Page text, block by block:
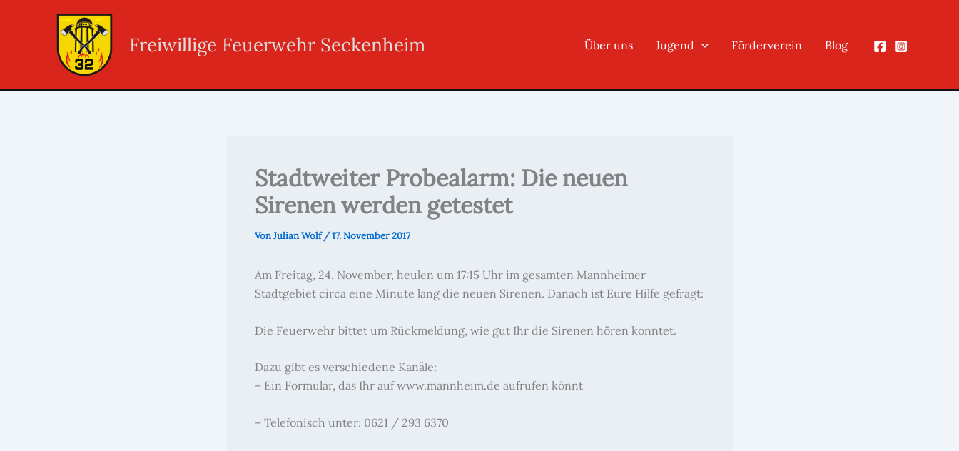
Freiwillige Feuerwehr Seckenheim Über uns Jugend Förderverein Blog
Stadtweiter Probealarm: Die neuen
Sirenen werden getestet
VonJulian Wolf/17. November 2017
Am Freitag, 24. November, heulen um 17:15 Uhr im gesamten Mannheimer
Stadtgebiet circa eine Minute lang die neuen Sirenen. Danach ist Eure Hilfe gefragt:
Die Feuerwehr bittet um Rückmeldung, wie gut Ihr die Sirenen hören konntet.
Dazu gibt es verschiedene Kanäle:
– Ein Formular, das Ihr auf www.mannheim.de aufrufen könnt
– Telefonisch unter: 0621 / 293 6370